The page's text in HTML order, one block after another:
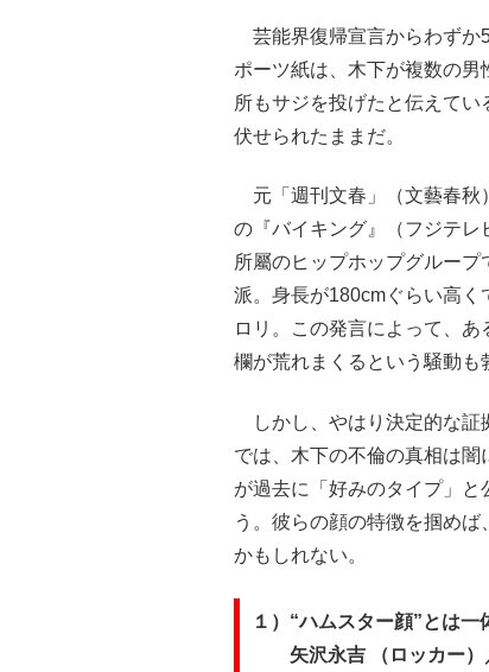
芸能界復帰宣言からわずか
ポーツ紙は、木下が複数の男
所もサジを投げたと伝えて
伏せられたままだ。
元「週刊文春」（文藝春秋
の『バイキング』（フジテ
所屬のヒップホップグルー
派。身長が180cmぐらい高
ロリ。この発言によって、
欄が荒れまくるという騒動も
しかし、やはり決定的な証
では、木下の不倫の真相は
が過去に「好みのタイプ」
う。彼らの顔の特徴を掴めば
かもしれない。
１）“ハムスター顔”とは
矢沢永吉 （ロッカー